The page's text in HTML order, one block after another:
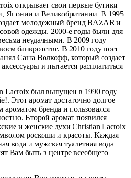
открывает свои первые бутики
Японии и Великобритании. В 1995
молодежный бренд BAZAR и
одежды. 2000-е годы были для
неудачными. В 2009 году
банкротстве. В 2010 году пост
Саша Волкофф, который создает
и пытается расплатиться
Lacroix был выпущен в 1990 году
Этот аромат достаточно долгое
бренда и пользовался
Второй аромат появился
и женские духи Christian Lacroix
роскоши и красоты. Каждая
вода и мужская туалетная вода
Вам быть в центре всеобщего